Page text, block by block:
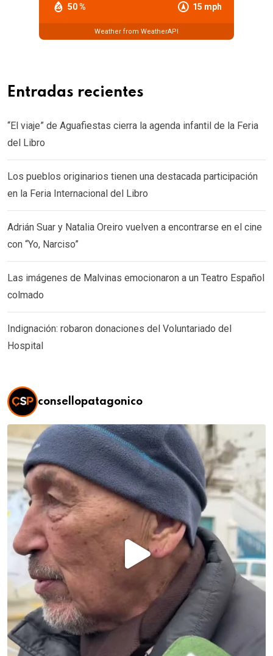
50 % 15 mph
Weather from WeatherAPI
Entradas recientes
“El viaje” de Aguafiestas cierra la agenda infantil de la Feria
del Libro
Los pueblos originarios tienen una destacada participación
en la Feria Internacional del Libro
Adrián Suar y Natalia Oreiro vuelven a encontrarse en el cine
con “Yo, Narciso”
Las imágenes de Malvinas emocionaron a un Teatro Español
colmado
Indignación: robaron donaciones del Voluntariado del
Hospital
consellopatagonico